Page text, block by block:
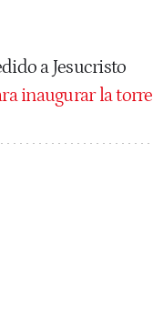
a Jesucristo
inaugurar la torre